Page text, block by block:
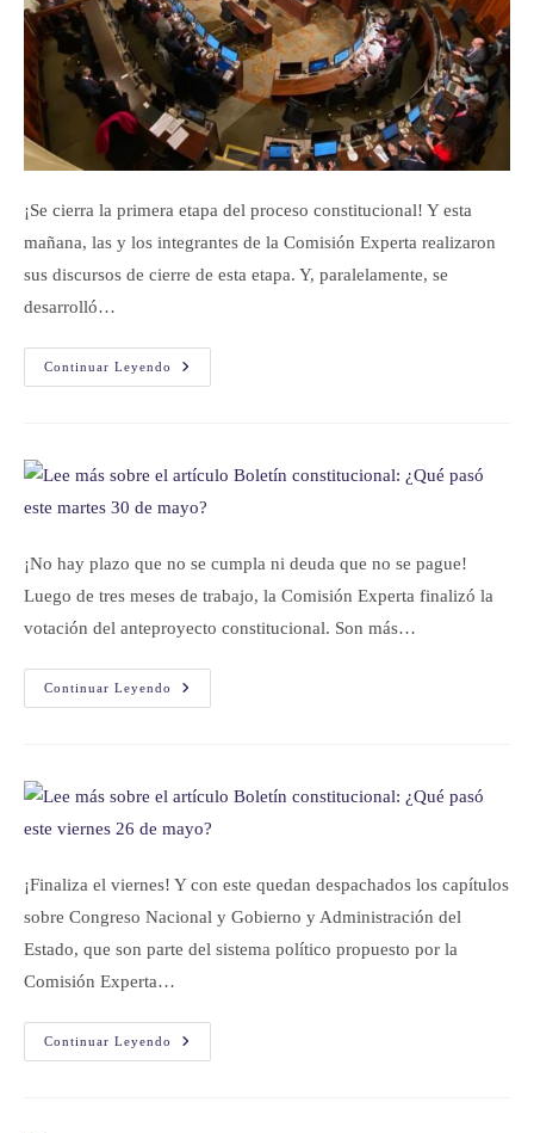
¡Se cierra la primera etapa del proceso constitucional! Y esta
mañana, las y los integrantes de la Comisión Experta realizaron
sus discursos de cierre de esta etapa. Y, paralelamente, se
desarrolló…
Continuar Leyendo
¡No hay plazo que no se cumpla ni deuda que no se pague!
Luego de tres meses de trabajo, la Comisión Experta finalizó la
votación del anteproyecto constitucional. Son más…
Continuar Leyendo
¡Finaliza el viernes! Y con este quedan despachados los capítulos
sobre Congreso Nacional y Gobierno y Administración del
Estado, que son parte del sistema político propuesto por la
Comisión Experta…
Continuar Leyendo